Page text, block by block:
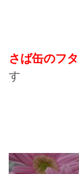
さば缶のフタ
す